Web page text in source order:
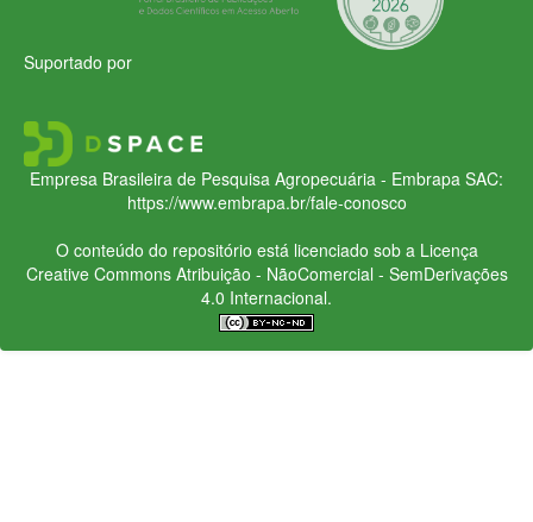
Suportado por
Empresa Brasileira de Pesquisa Agropecuária - Embrapa SAC:
https://www.embrapa.br/fale-conosco
O conteúdo do repositório está licenciado sob a Licença
Creative CommonsAtribuição - NãoComercial - SemDerivações
4.0 Internacional.